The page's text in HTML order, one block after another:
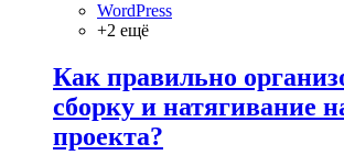
WordPress
+2 ещё
Как правильно
сборку и натягивание
проекта?